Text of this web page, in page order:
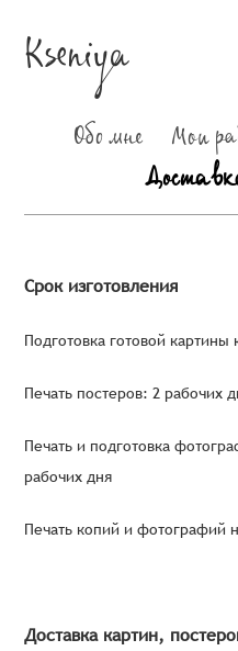
Kseniya
Обо мне Мои
Срок изготовления
Подготовка готовой картины
Печать постеров: 2 рабочих
Печать и подготовка
рабочих дня
Печать копий и фотографий
Доставка картин,